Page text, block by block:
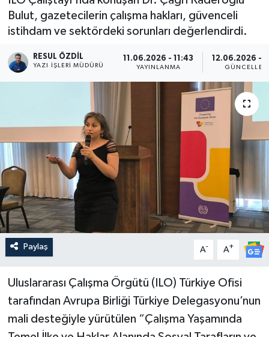
Bulut, gazetecilerin çalışma hakları, güvenceli
istihdam ve sektördeki sorunları değerlendirdi.
RESUL ÖZDIL
YAZI İŞLERI MÜDÜRÜ
11.06.2026 - 11:43
YAYINLANMA
12.06.2026 -
Paylaş A- A+
Uluslararası Çalışma Örgütü (ILO) Türkiye Ofisi
tarafından Avrupa Birliği Türkiye Delegasyonu’nun
mali desteğiyle yürütülen “Çalışma Yaşamında